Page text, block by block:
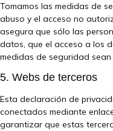
Tomamos las medidas de
abuso y el acceso no
asegura que sólo las
datos, que el acceso a los
medidas de seguridad
5. Webs de terceros
Esta declaración de
conectados mediante
garantizar que estas